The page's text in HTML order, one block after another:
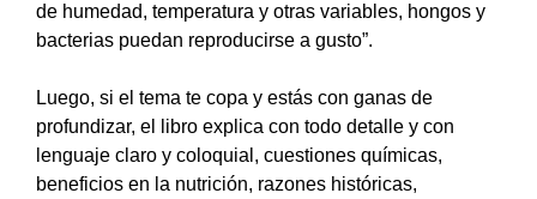
de humedad, temperatura y otras variables, hongos y
bacterias puedan reproducirse a gusto”.
Luego, si el tema te copa y estás con ganas de
profundizar, el libro explica con todo detalle y con
lenguaje claro y coloquial, cuestiones químicas,
beneficios en la nutrición, razones históricas,